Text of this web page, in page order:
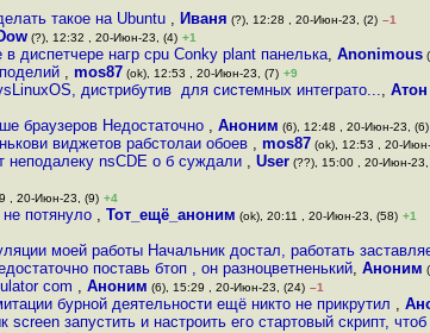
такое на Ubuntu , Иваня (?), 12:28 , 20-Июн-23, (2) –1
(?), 12:32 , 20-Июн-23, (4) +1
в диспетчере нагр cpu Conky plant панелька, Anonimous
, mos87 (ok), 12:53 , 20-Июн-23, (7) +9
дистрибутив для системных интеграто..., Атон
браузеров Недостаточно , Аноним (6), 12:48 , 20-Июн-23, (6)
виджетов рабстолаи обоев , mos87 (ok), 12:53 , 20-
неподалеку nsCDE о б суждали , User (??), 15:00 , 20-Июн-23,
, 20-Июн-23, (9) +4
потянуло , Тот_ещё_аноним (ok), 20:11 , 20-Июн-23, (58) +1
моей работы Начальник достал, работать
поставь бтоп , он разноцветненький, Аноним
com , Аноним (6), 15:29 , 20-Июн-23, (24) –1
бурной деятельности ещё никто не прикрутил ,
screen запустить и настроить его стартовый скрипт,